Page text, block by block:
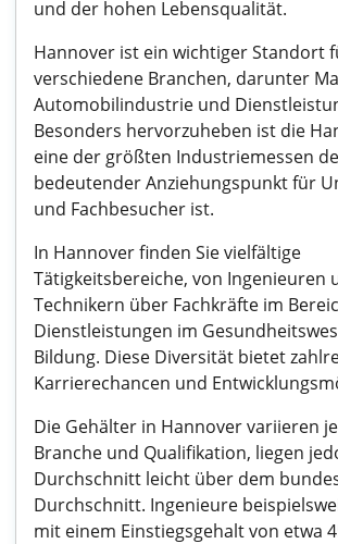
und der hohen Lebensqualität.
Hannover ist ein wichtiger Standort
verschiedene Branchen, darunter
Automobilindustrie und
Besonders hervorzuheben ist die
eine der größten Industriemessen
bedeutender Anziehungspunkt für
und Fachbesucher ist.
In Hannover finden Sie vielfältige
Tätigkeitsbereiche, von Ingenieuren
Technikern über Fachkräfte im
Dienstleistungen im
Bildung. Diese Diversität bietet
Karrierechancen und
Die Gehälter in Hannover variieren
Branche und Qualifikation, liegen
Durchschnitt leicht über dem
Durchschnitt. Ingenieure
mit einem Einstiegsgehalt von etwa